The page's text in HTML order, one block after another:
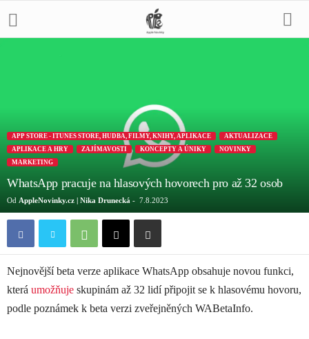
APP STORE - ITUNES STORE, HUDBA, FILMY, KNIHY, APLIKACE
AKTUALIZACE
APLIKACE A HRY
ZAJÍMAVOSTI KONCEPTY A ÚNIKY
NOVINKY
MARKETING
WhatsApp pracuje na hlasových hovorech pro až 32 osob
Od AppleNovinky.cz | Nika Drunecká - 7.8.2023
Nejnovější beta verze aplikace WhatsApp obsahuje novou funkci,
která umožňuje skupinám až 32 lidí připojit se k hlasovému hovoru,
podle poznámek k beta verzi zveřejněných WABetaInfo.